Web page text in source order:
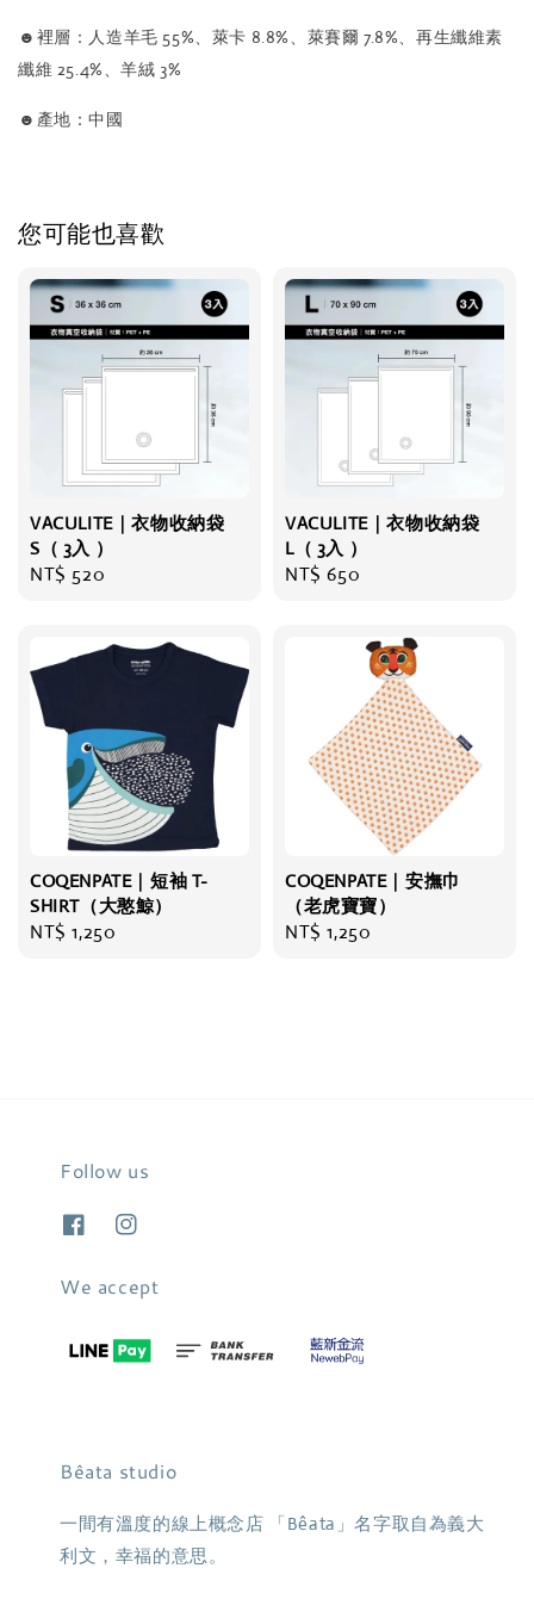
☻裡層：人造羊毛 55%、萊卡 8.8%、萊賽爾 7.8%、再生纖維素
纖維 25.4%、羊絨 3%
☻產地：中國
您可能也喜歡
VACULITE｜衣物收納袋
S（ 3入 ）
Regular
NT$ 520
VACULITE｜衣物收納袋
L（ 3入 ）
Regular
NT$ 650
COQENPATE｜短袖 T-
SHIRT（大憨鯨）
Regular
NT$ 1,250
COQENPATE｜安撫巾
（老虎寶寶）
Regular
NT$ 1,250
Follow us
We accept
Bêata studio
一間有溫度的線上概念店 「Bêata」名字取自為義大
利文，幸福的意思。